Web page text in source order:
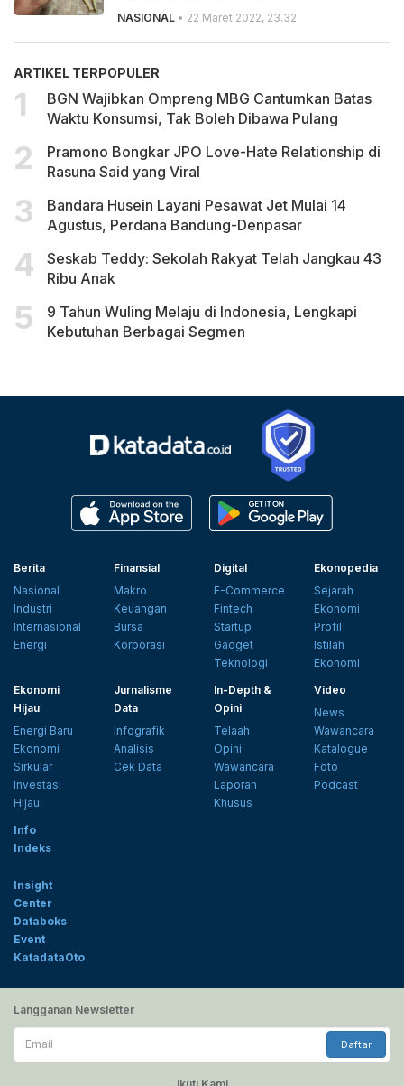
NASIONAL • 22 Maret 2022, 23.32
ARTIKEL TERPOPULER
BGN Wajibkan Ompreng MBG Cantumkan Batas
Waktu Konsumsi, Tak Boleh Dibawa Pulang
Pramono Bongkar JPO Love-Hate Relationship di
Rasuna Said yang Viral
Bandara Husein Layani Pesawat Jet Mulai 14
Agustus, Perdana Bandung-Denpasar
Seskab Teddy: Sekolah Rakyat Telah Jangkau 43
Ribu Anak
9 Tahun Wuling Melaju di Indonesia, Lengkapi
Kebutuhan Berbagai Segmen
Berita
Nasional
Industri
Internasional
Energi
Finansial
Makro
Keuangan
Bursa
Korporasi
Digital
E-Commerce
Fintech
Startup
Gadget
Teknologi
Ekonopedia
Sejarah
Ekonomi
Profil
Istilah
Ekonomi
Ekonomi
Hijau
Energi Baru
Ekonomi
Sirkular
Investasi
Hijau
Jurnalisme
Data
Infografik
Analisis
Cek Data
In-Depth &
Opini
Telaah
Opini
Wawancara
Laporan
Khusus
Video
News
Wawancara
Katalogue
Foto
Podcast
Info
Indeks
Insight
Center
Databoks
Event
KatadataOto
Langganan Newsletter
Email
Daftar